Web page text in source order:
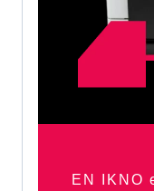
EN IKNO